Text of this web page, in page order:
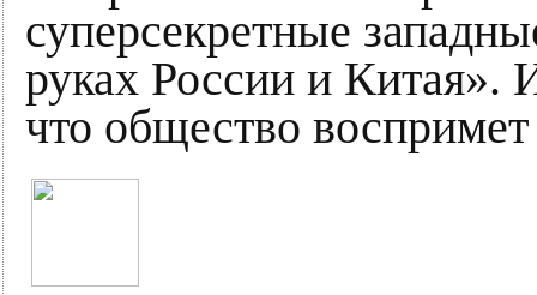
суперсекретные
руках России и Китая».
что общество